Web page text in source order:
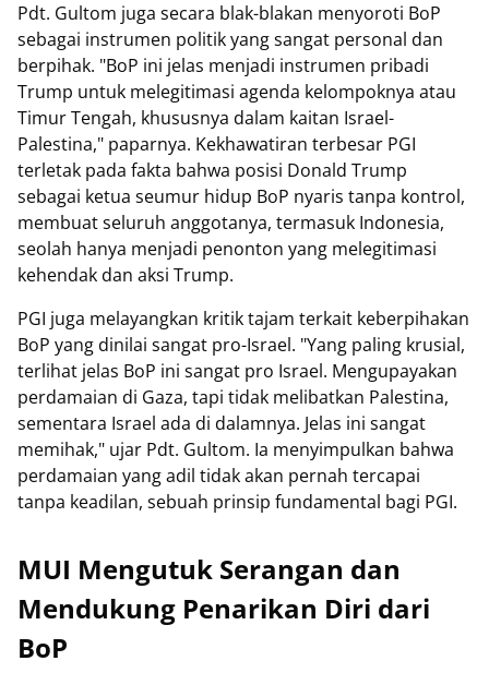
Pdt. Gultom juga secara blak-blakan menyoroti BoP
sebagai instrumen politik yang sangat personal dan
berpihak. "BoP ini jelas menjadi instrumen pribadi
Trump untuk melegitimasi agenda kelompoknya atau
Timur Tengah, khususnya dalam kaitan Israel-
Palestina," paparnya. Kekhawatiran terbesar PGI
terletak pada fakta bahwa posisi Donald Trump
sebagai ketua seumur hidup BoP nyaris tanpa kontrol,
membuat seluruh anggotanya, termasuk Indonesia,
seolah hanya menjadi penonton yang melegitimasi
kehendak dan aksi Trump.
PGI juga melayangkan kritik tajam terkait keberpihakan
BoP yang dinilai sangat pro-Israel. "Yang paling krusial,
terlihat jelas BoP ini sangat pro Israel. Mengupayakan
perdamaian di Gaza, tapi tidak melibatkan Palestina,
sementara Israel ada di dalamnya. Jelas ini sangat
memihak," ujar Pdt. Gultom. Ia menyimpulkan bahwa
perdamaian yang adil tidak akan pernah tercapai
tanpa keadilan, sebuah prinsip fundamental bagi PGI.
MUI Mengutuk Serangan dan
Mendukung Penarikan Diri dari
BoP